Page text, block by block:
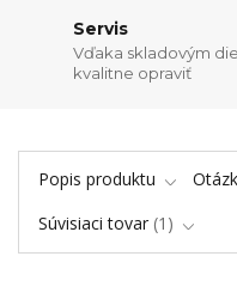
Servis
Vďaka skladovým
kvalitne opraviť
Popis produktu
Súvisiaci tovar 1